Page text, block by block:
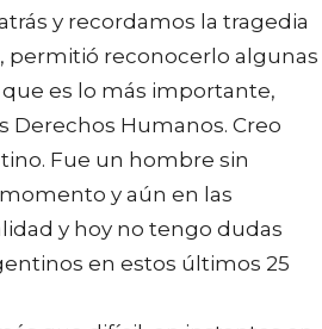
y recordamos la tragedia
permitió reconocerlo algunas
es lo más importante,
Derechos Humanos. Creo
Fue un hombre sin
y aún en las
y hoy no tengo dudas
en estos últimos 25